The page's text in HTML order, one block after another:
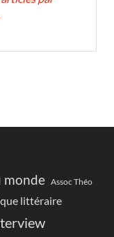
monde Assoc Théo
littéraire